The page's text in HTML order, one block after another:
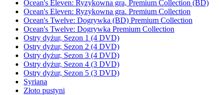
Ocean's Eleven: Ryzykowna gra, Premium Collection (BD)
Ocean's Eleven: Ryzykowna gra. Premium Collection
Ocean's Twelve: Dogrywka (BD) Premium Collection
Ocean's Twelve: Dogrywka Premium Collection
Ostry dyżur, Sezon 1 (4 DVD)
Ostry dyżur, Sezon 2 (4 DVD)
Ostry dyżur, Sezon 3 (4 DVD)
Ostry dyżur, Sezon 4 (3 DVD)
Ostry dyżur, Sezon 5 (3 DVD)
Syriana
Złoto pustyni